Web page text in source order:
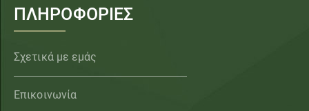
ΠΛΗΡΟΦΟΡΙΕΣ
Σχετικά με εμάς
Επικοινωνία